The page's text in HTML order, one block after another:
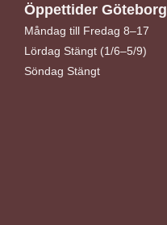
Öppettider Göteborg
Måndag till Fredag 8–17
Lördag Stängt (1/6–5/9)
Söndag Stängt